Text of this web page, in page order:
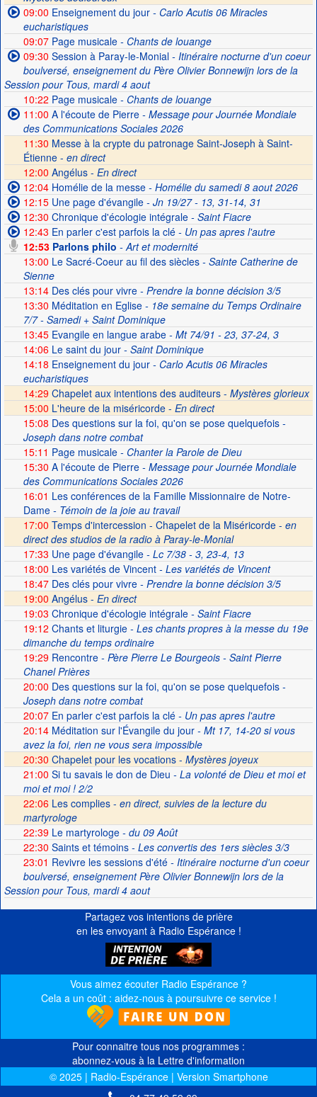
09:00 Enseignement du jour- Carlo Acutis 06 Miracles
eucharistiques
09:07Page musicale- Chants de louange
09:30 Session à Paray-le-Monial- Itinéraire nocturne d'un coeur
boulversé, enseignement du Père Olivier Bonnewijn lors de la
Session pour Tous, mardi 4 aout
10:22 Page musicale- Chants de louange
11:00 A l'écoute de Pierre- Message pour Journée Mondiale
des Communications Sociales 2026
11:30 Messe à la crypte du patronage Saint-Joseph à Saint-
Étienne - en direct
12:00 Angélus - En direct
12:04Homélie de la messe- Homélie du samedi 8 aout 2026
12:15Une page d'évangile- Jn 19/27 - 13, 31-14, 31
12:30 Chronique d'écologie intégrale- Saint Fiacre
12:43 En parler c'est parfois la clé- Un pas apres l'autre
12:53Parlons philo - Art et modernité
13:00 Le Sacré-Coeur au fil des siècles- Sainte Catherine de
Sienne
13:14Des clés pour vivre- Prendre la bonne décision 3/5
13:30 Méditation en Eglise- 18e semaine du Temps Ordinaire
7/7 - Samedi + Saint Dominique
13:45Evangile en langue arabe- Mt 74/91 - 23, 37-24, 3
14:06Le saint du jour- Saint Dominique
14:18 Enseignement du jour- Carlo Acutis 06 Miracles
eucharistiques
14:29 Chapelet aux intentions des auditeurs - Mystères glorieux
15:00 L'heure de la miséricorde - En direct
15:08 Des questions sur la foi, qu'on se pose quelquefois-
Joseph dans notre combat
15:11 Page musicale- Chanter la Parole de Dieu
15:30 A l'écoute de Pierre- Message pour Journée Mondiale
des Communications Sociales 2026
16:01 Les conférences de la Famille Missionnaire de Notre-
Dame- Témoin de la joie au travail
17:00 Temps d'intercession - Chapelet de la Miséricorde - en
direct des studios de la radio à Paray-le-Monial
17:33 Une page d'évangile- Lc 7/38 - 3, 23-4, 13
18:00 Les variétés de Vincent- Les variétés de Vincent
18:47Des clés pour vivre- Prendre la bonne décision 3/5
19:00 Angélus - En direct
19:03 Chronique d'écologie intégrale- Saint Fiacre
19:12 Chants et liturgie- Les chants propres à la messe du 19e
dimanche du temps ordinaire
19:29Rencontre- Père Pierre Le Bourgeois - Saint Pierre
Chanel Prières
20:00 Des questions sur la foi, qu'on se pose quelquefois-
Joseph dans notre combat
20:07En parler c'est parfois la clé- Un pas apres l'autre
20:14Méditation sur l'Évangile du jour- Mt 17, 14-20 si vous
avez la foi, rien ne vous sera impossible
20:30 Chapelet pour les vocations - Mystères joyeux
21:00 Si tu savais le don de Dieu - La volonté de Dieu et moi et
moi et moi ! 2/2
22:06 Les complies - en direct, suivies de la lecture du
martyrologe
22:39Le martyrologe- du 09 Août
22:30 Saints et témoins- Les convertis des 1ers siècles 3/3
23:01 Revivre les sessions d'été- Itinéraire nocturne d'un coeur
boulversé, enseignement Père Olivier Bonnewijn lors de la
Session pour Tous, mardi 4 aout
Partagez vos intentions de prière
en les envoyant à Radio Espérance !
Vous aimez écouter Radio Espérance ?
Cela a un coût : aidez-nous à poursuivre ce service !
Pour connaitre tous nos programmes :
abonnez-vous à la Lettre d'information
© 2025 | Radio-Espérance | Version Smartphone